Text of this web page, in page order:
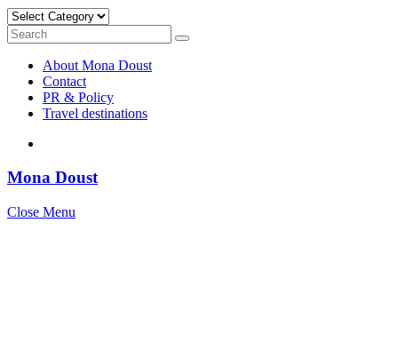
Categories
Search
for:
Search
About Mona Doust
Contact
PR & Policy
Travel destinations
Mona Doust
Close Menu